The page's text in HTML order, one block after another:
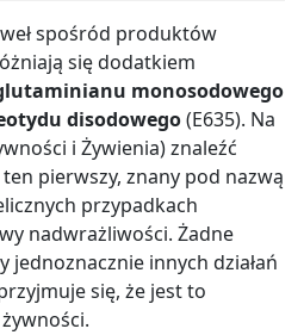
półtłusty ,
11%,
spośród produktów
się dodatkiem
monosodowego
disodowego(E635). Na
i Żywienia) znaleźć
pierwszy, znany pod nazwą
przypadkach
nadwrażliwości. Żadne
jednoznacznie innych działań
się, że jest to